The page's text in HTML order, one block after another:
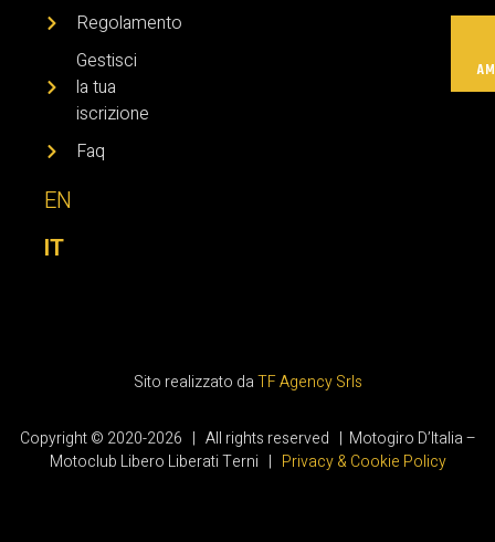
Regolamento
Gestisci
la tua
iscrizione
Faq
EN
IT
Sito realizzato daTF Agency Srls
Copyright © 2020-2026 | All rights reserved | Motogiro D’Italia –
Motoclub Libero Liberati Terni | Privacy & Cookie Policy